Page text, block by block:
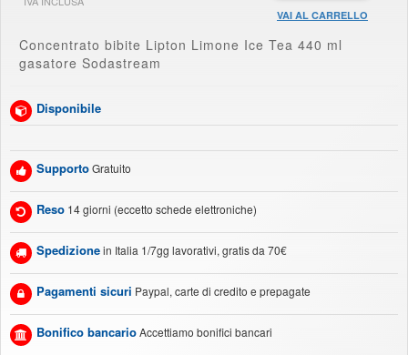
VAI AL CARRELLO
Concentrato bibite Lipton Limone Ice Tea 440 ml
gasatore Sodastream
Disponibile
SupportoGratuito
Reso 14 giorni (eccetto schede elettroniche)
Spedizionein Italia 1/7gg lavorativi, gratis da 70€
Pagamenti sicuri Paypal, carte di credito e prepagate
Bonifico bancarioAccettiamo bonifici bancari